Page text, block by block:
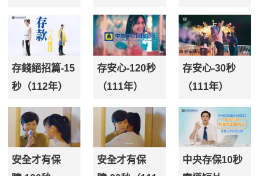
存錢絕招篇-15
秒（112年）
存安心-120秒
（111年）
存安心-30秒
（111年）
安全才有保
安全才有保
中央存保10秒